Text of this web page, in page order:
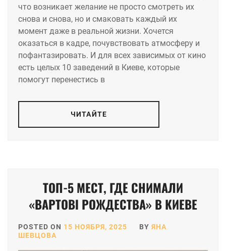
что возникает желание не просто смотреть их
снова и снова, но и смаковать каждый их
момент даже в реальной жизни. Хочется
оказаться в кадре, почувствовать атмосферу и
пофантазировать. И для всех зависимых от кино
есть целых 10 заведений в Киеве, которые
помогут перенестись в
ЧИТАЙТЕ
ТОП-5 МЕСТ, ГДЕ СНИМАЛИ
«ВАРТОВІ РОЖДЕСТВА» В КИЕВЕ
POSTED ON 15 НОЯБРЯ, 2025 BY ЯНА
ШЕВЦОВА